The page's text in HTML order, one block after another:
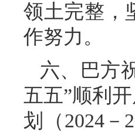
领土完整，
作努力。
六、巴方
五五”顺利
划（2024－